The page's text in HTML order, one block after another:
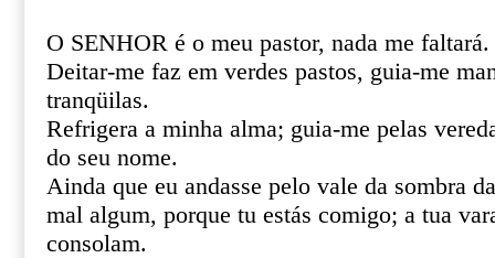
O SENHOR é o meu pastor, nada me faltará.
Deitar-me faz em verdes pastos, guia-me
tranqüilas.
Refrigera a minha alma; guia-me pelas
do seu nome.
Ainda que eu andasse pelo vale da sombra
mal algum, porque tu estás comigo; a tua
consolam.